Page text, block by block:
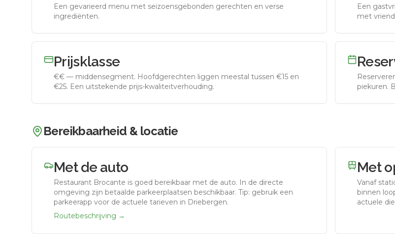
Een gevarieerd menu met seizoensgebonden gerechten en verse
ingrediënten.
Een
met
Prijsklasse
€€ — middensegment. Hoofdgerechten liggen meestal tussen €15 en
€25. Een uitstekende prijs-kwaliteitverhouding.
piekuren.
Bereikbaarheid & locatie
Met de auto
Restaurant Brocante is goed bereikbaar met de auto. In de directe
omgeving zijn betaalde parkeerplaatsen beschikbaar. Tip: gebruik een
parkeerapp voor de actuele tarieven in Driebergen.
Routebeschrijving →
Met
Vanaf
binnen
actuele